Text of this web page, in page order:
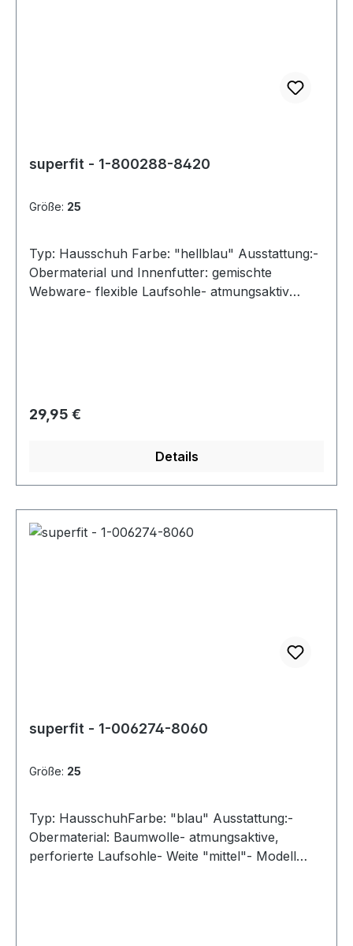
superfit - 1-800288-8420
Größe: 25
Typ: Hausschuh Farbe: "hellblau" Ausstattung:-
Obermaterial und Innenfutter: gemischte
Webware- flexible Laufsohle- atmungsaktiv
Regulärer Preis:
29,95 €
Details
superfit - 1-006274-8060
Größe: 25
Typ: HausschuhFarbe: "blau" Ausstattung:-
Obermaterial: Baumwolle- atmungsaktive,
perforierte Laufsohle- Weite "mittel"- Modell